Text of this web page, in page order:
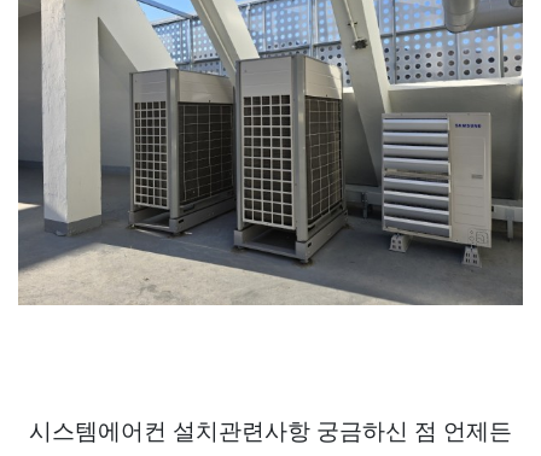
시스템에어컨 설치관련사항 궁금하신 점 언제든